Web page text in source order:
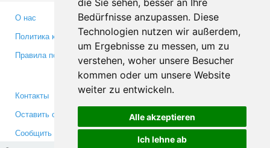
die Sie sehen, besser an Ihre
Bedürfnisse anzupassen. Diese
Technologien nutzen wir außerdem,
um Ergebnisse zu messen, um zu
verstehen, woher unsere Besucher
kommen oder um unsere Website
weiter zu entwickeln.
Alle akzeptieren
Ich lehne ab
О нас
Политика конфиденциальности
Правила пользования
Партнерам
Инвесторам
Медиа
Контакты
Оставить отзыв
Сообщить об ошибке
Facebook
Twitter
YouTube